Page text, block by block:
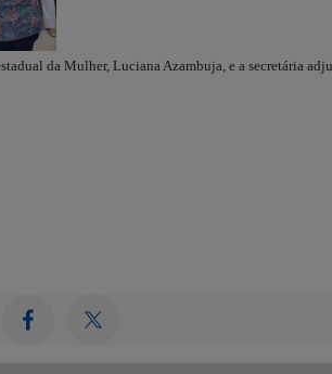
da Mulher, Luciana Azambuja, e a secretária